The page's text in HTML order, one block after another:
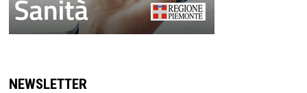
NEWSLETTER